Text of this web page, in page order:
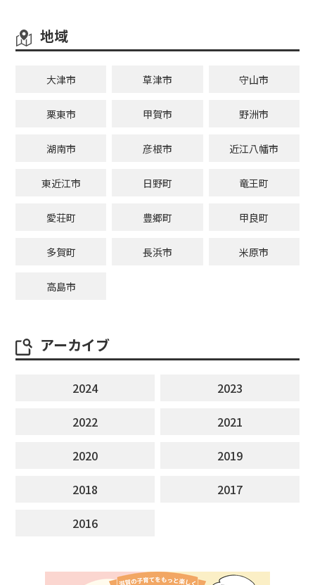
地域
大津市 草津市 守山市
栗東市 甲賀市 野洲市
湖南市 彦根市 近江八幡市
東近江市 日野町 竜王町
愛荘町 豊郷町 甲良町
多賀町 長浜市 米原市
高島市
アーカイブ
2024
2023
2022
2021
2020
2019
2018
2017
2016